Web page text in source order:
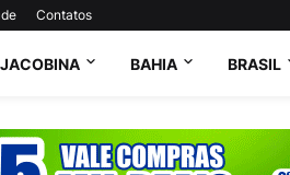
Contatos
JACOBINA BAHIA BRASIL